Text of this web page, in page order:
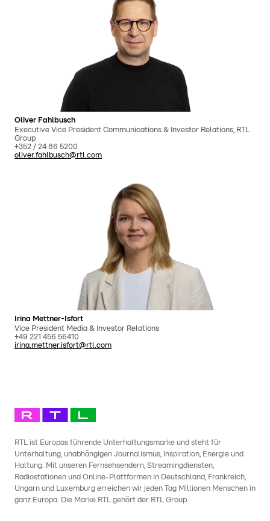
Oliver Fahlbusch
Executive Vice President Communications & Investor Relations, RTL
Group
+352 / 24 86 5200
oliver.fahlbusch@rtl.com
Irina Mettner-Isfort
Vice President Media & Investor Relations
+49 221 456 56410
irina.mettner.isfort@rtl.com
RTL ist Europas führende Unterhaltungsmarke und steht für
Unterhaltung, unabhängigen Journalismus, Inspiration, Energie und
Haltung. Mit unseren Fernsehsendern, Streamingdiensten,
Radiostationen und Online-Plattformen in Deutschland, Frankreich,
Ungarn und Luxemburg erreichen wir jeden Tag Millionen Menschen in
ganz Europa. Die Marke RTL gehört der RTL Group.